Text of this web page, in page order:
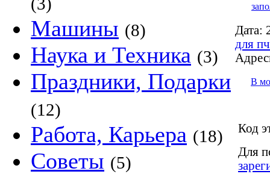
Машины (8)
Наука и Техника (3)
Праздники, Подарки
(12)
Работа, Карьера (18)
Советы (5)
Дата:
для пч
В
Код
Для